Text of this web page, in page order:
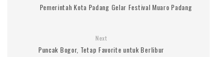
Pemerintah Kota Padang Gelar Festival Muaro Padang
Next
Puncak Bogor, Tetap Favorite untuk Berlibur